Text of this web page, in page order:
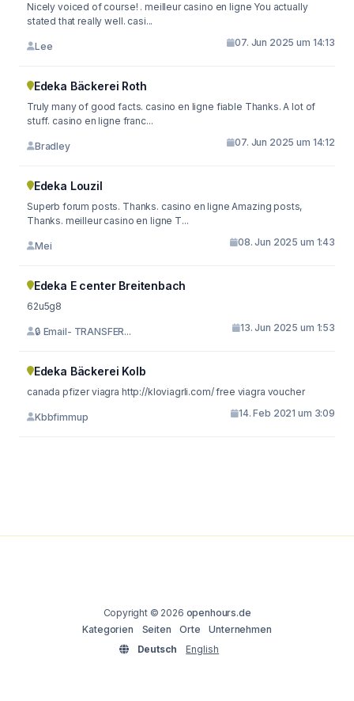
Nicely voiced of course! . meilleur casino en ligne You actually
stated that really well. casi...
Lee 07. Jun 2025 um 14:13
Edeka Bäckerei Roth
Truly many of good facts. casino en ligne fiable Thanks. A lot of
stuff. casino en ligne franc...
Bradley 07. Jun 2025 um 14:12
Edeka Louzil
Superb forum posts. Thanks. casino en ligne Amazing posts,
Thanks. meilleur casino en ligne T...
Mei 08. Jun 2025 um 1:43
Edeka E center Breitenbach
62u5g8
🔒 Email- TRANSFER... 13. Jun 2025 um 1:53
Edeka Bäckerei Kolb
canada pfizer viagra http://kloviagrli.com/ free viagra voucher
Kbbfimmup 14. Feb 2021 um 3:09
Copyright © 2026 openhours.de
Kategorien
Seiten Orte
Unternehmen
Deutsch
English